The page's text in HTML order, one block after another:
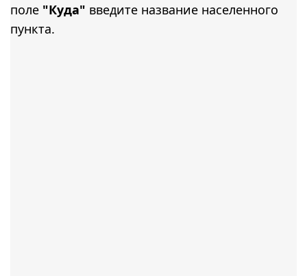
поле "Куда" введите название населенного
пункта.